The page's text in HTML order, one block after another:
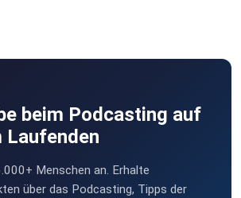
beim Podcasting auf
Laufenden
Menschen an. Erhalte
über das Podcasting, Tipps der